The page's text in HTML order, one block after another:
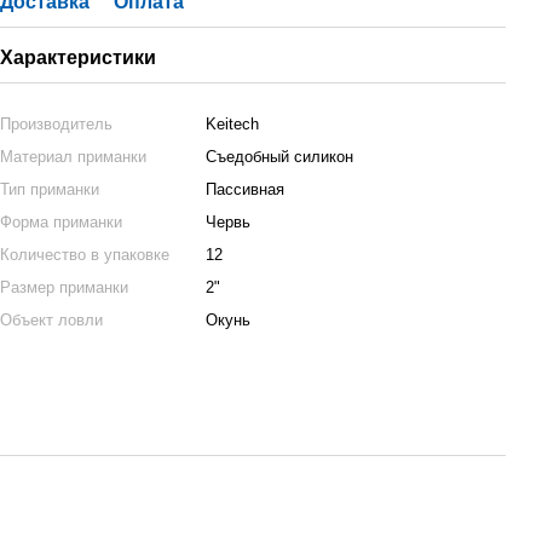
Характеристики
Производитель
Keitech
Материал приманки
Съедобный силикон
Тип приманки
Пассивная
Форма приманки
Червь
Количество в упаковке
12
Размер приманки
2"
Объект ловли
Окунь